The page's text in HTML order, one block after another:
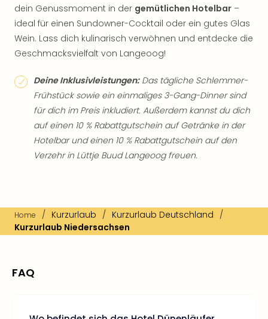
dein Genussmoment in der gemütlichen Hotelbar –
ideal für einen Sundowner-Cocktail oder ein gutes Glas
Wein. Lass dich kulinarisch verwöhnen und entdecke die
Geschmacksvielfalt von Langeoog!
Deine Inklusivleistungen:Das tägliche Schlemmer-
Frühstück sowie ein einmaliges 3-Gang-Dinner sind
für dich im Preis inkludiert. Außerdem kannst du dich
auf einen 10 % Rabattgutschein auf Getränke in der
Hotelbar und einen 10 % Rabattgutschein auf den
Verzehr in Lüttje Buud Langeoog freuen.
Home / Kurzurlaub / Kurzurlaub Deutschland /
Kurzurlaub Niedersachsen
FAQ